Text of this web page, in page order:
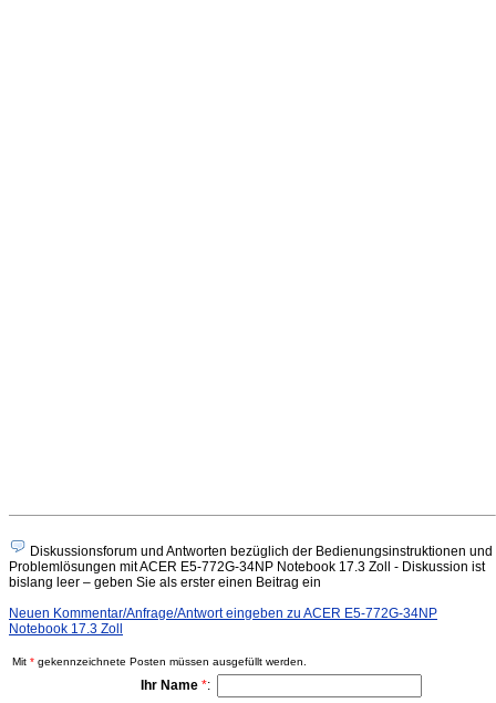
Diskussionsforum und Antworten bezüglich der Bedienungsinstruktionen und
Problemlösungen mit ACER E5-772G-34NP Notebook 17.3 Zoll - Diskussion ist
bislang leer – geben Sie als erster einen Beitrag ein
Neuen Kommentar/Anfrage/Antwort eingeben zu ACER E5-772G-34NP
Notebook 17.3 Zoll
Mit * gekennzeichnete Posten müssen ausgefüllt werden.
Ihr Name *: